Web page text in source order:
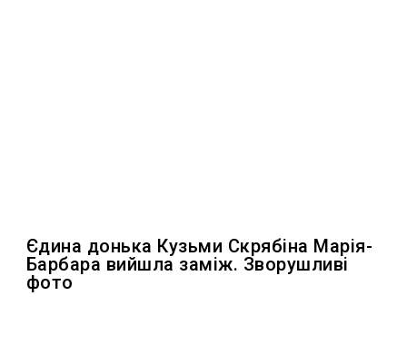
Єдина донька Кузьми Скрябіна Марія-
Барбара вийшла заміж. Зворушливі
фото